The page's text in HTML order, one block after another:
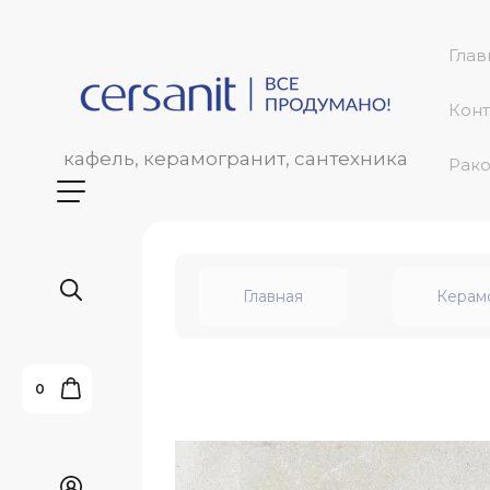
0
кафель, керамогранит, сантехника
Главная